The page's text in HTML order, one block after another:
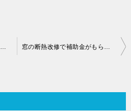
窓の断熱改修で補助金がもらえる 佐倉市編 窓の断熱改修で補助金がもらえる 浦安市編